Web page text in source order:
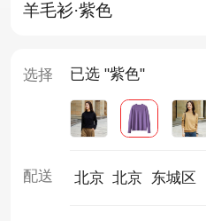
羊毛衫·紫色
选择 已选 "紫色"
配送 北京 北京 东城区